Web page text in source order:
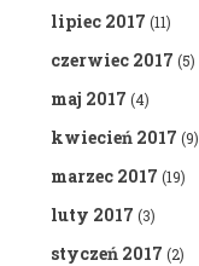
lipiec 2017 (11)
czerwiec 2017 (5)
maj 2017 (4)
kwiecień 2017 (9)
marzec 2017 (19)
luty 2017 (3)
styczeń 2017 (2)